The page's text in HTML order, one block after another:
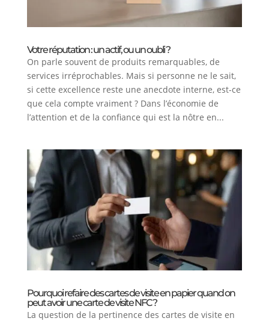
Votre réputation : un actif, ou un oubli ?
On parle souvent de produits remarquables, de
services irréprochables. Mais si personne ne le sait,
si cette excellence reste une anecdote interne, est-ce
que cela compte vraiment ? Dans l’économie de
l’attention et de la confiance qui est la nôtre en...
Pourquoi refaire des cartes de visite en papier quand on
peut avoir une carte de visite NFC ?
La question de la pertinence des cartes de visite en